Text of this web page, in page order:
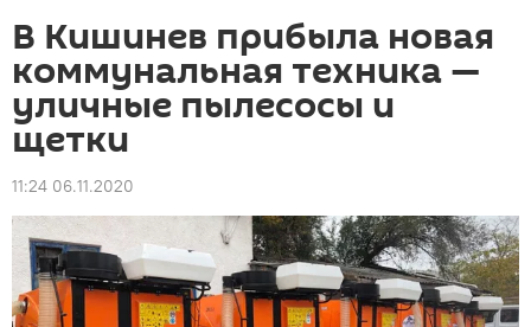
В Кишинев прибыла новая
коммунальная техника —
уличные пылесосы и
щетки
11:24 06.11.2020